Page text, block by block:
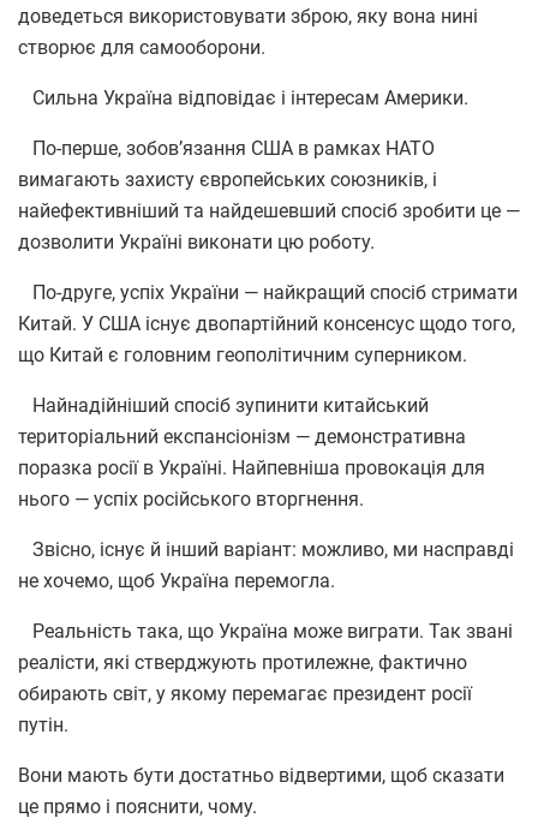
доведеться використовувати зброю, яку вона нині
створює для самооборони.
Сильна Україна відповідає і інтересам Америки.
По-перше, зобов’язання США в рамках НАТО
вимагають захисту європейських союзників, і
найефективніший та найдешевший спосіб зробити це —
дозволити Україні виконати цю роботу.
По-друге, успіх України — найкращий спосіб стримати
Китай. У США існує двопартійний консенсус щодо того,
що Китай є головним геополітичним суперником.
Найнадійніший спосіб зупинити китайський
територіальний експансіонізм — демонстративна
поразка росії в Україні. Найпевніша провокація для
нього — успіх російського вторгнення.
Звісно, існує й інший варіант: можливо, ми насправді
не хочемо, щоб Україна перемогла.
Реальність така, що Україна може виграти. Так звані
реалісти, які стверджують протилежне, фактично
обирають світ, у якому перемагає президент росії
путін.
Вони мають бути достатньо відвертими, щоб сказати
це прямо і пояснити, чому.